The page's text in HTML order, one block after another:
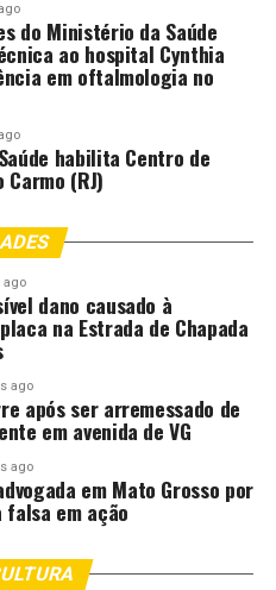
habilite a biometria do
telefone e não permitir que
com o uso da senha. E
senhas de desenho, faça
que fujam do óbvio, como
Vamos fugir disso. Tem
o delegado Gustavo Godoy.
o furto acontecer, a
é avisar as instituições
ou pegue o celular
com o atendimento do
conta.
Celular Seguro, do Governo
telefone vai ser um peso
do Ministério da Saúde
ao hospital Cynthia
em oftalmologia no
habilita Centro de
Carmo (RJ)
ago
dano causado à
na Estrada de Chapada
ago
após ser arremessado de
em avenida de VG
ago
em Mato Grosso por
em ação